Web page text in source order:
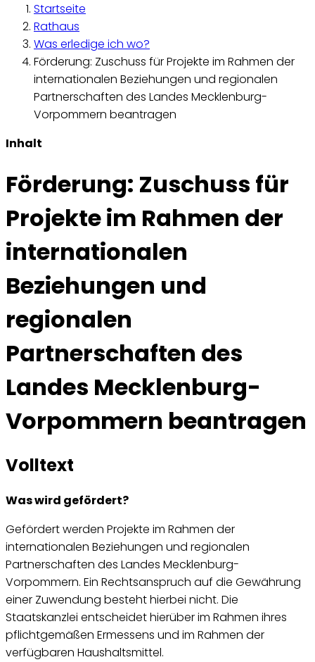
Startseite
Rathaus
Was erledige ich wo?
Förderung: Zuschuss für Projekte im Rahmen der
internationalen Beziehungen und regionalen
Partnerschaften des Landes Mecklenburg-
Vorpommern beantragen
Inhalt
Förderung: Zuschuss für
Projekte im Rahmen der
internationalen
Beziehungen und
regionalen
Partnerschaften des
Landes Mecklenburg-
Vorpommern beantragen
Volltext
Was wird gefördert?
Gefördert werden Projekte im Rahmen der
internationalen Beziehungen und regionalen
Partnerschaften des Landes Mecklenburg-
Vorpommern. Ein Rechtsanspruch auf die Gewährung
einer Zuwendung besteht hierbei nicht. Die
Staatskanzlei entscheidet hierüber im Rahmen ihres
pflichtgemäßen Ermessens und im Rahmen der
verfügbaren Haushaltsmittel.